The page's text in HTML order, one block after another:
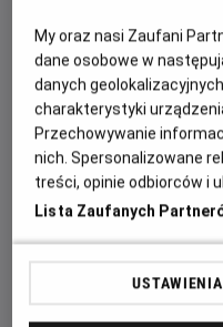
kłopotów. Rozpoczyna
bohaterowie muszą
także od równie
jak najszybciej wyjaśnić
My oraz nasi Zaufani
dane osobowe w
danych
charakterystyki
Przechowywanie
nich. Spersonalizowane
treści, opinie odbiorców i
Lista Zaufanych